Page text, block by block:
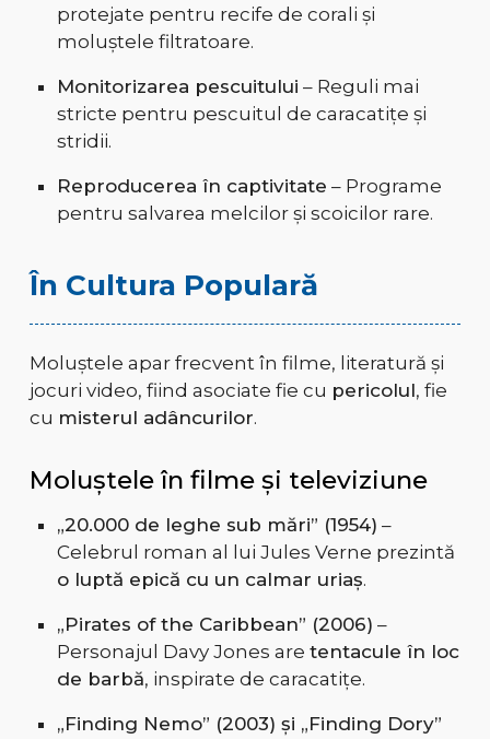
protejate pentru recife de corali și
moluștele filtratoare.
Monitorizarea pescuitului – Reguli mai
stricte pentru pescuitul de caracatițe și
stridii.
Reproducerea în captivitate – Programe
pentru salvarea melcilor și scoicilor rare.
În Cultura Populară
Moluștele apar frecvent în filme, literatură și
jocuri video, fiind asociate fie cu pericolul, fie
cu misterul adâncurilor.
Moluștele în filme și televiziune
„20.000 de leghe sub mări” (1954) –
Celebrul roman al lui Jules Verne prezintă
o luptă epică cu un calmar uriaș.
„Pirates of the Caribbean” (2006) –
Personajul Davy Jones are tentacule în loc
de barbă, inspirate de caracatițe.
„Finding Nemo” (2003) și „Finding Dory”